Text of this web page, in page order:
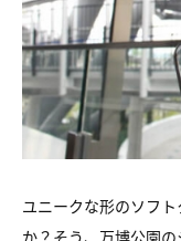
ユニークな形のソフ
か？そう、万博公園の